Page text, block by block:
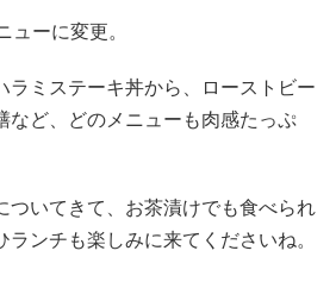
ーに変更。
ラミステーキ丼から、ローストビー
など、どのメニューも肉感たっぷ
ついてきて、お茶漬けでも食べられ
ンチも楽しみに来てくださいね。